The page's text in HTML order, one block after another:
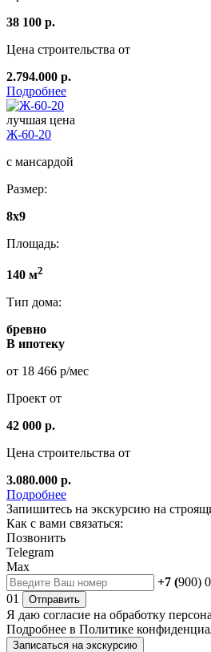
38 100 р.
Цена строительства от
2.794.000 р.
Подробнее
лучшая цена
Ж-60-20
с мансардой
Размер:
8x9
Площадь:
140 м2
Тип дома:
бревно
В ипотеку
от 18 466 р/мес
Проект от
42 000 р.
Цена строительства от
3.080.000 р.
Подробнее
Запишитесь на экскурсию на
Как с вами связаться:
Позвонить
Telegram
Max
+7 (900)
01
Отправить
Я даю согласие на обработку
Подробнее в Политике
Записаться на экскурсию